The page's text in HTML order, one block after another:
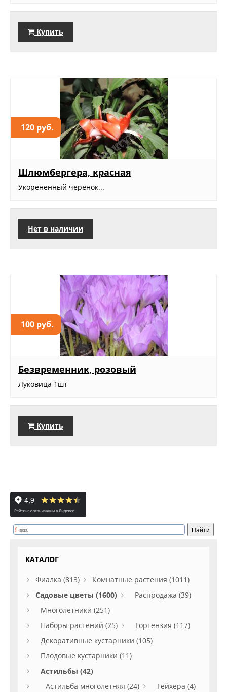
Купить
120 руб.
Шлюмбергера, красная
Укорененный черенок...
Нет в наличии
100 руб.
Безвременник, розовый
Луковица 1шт
Купить
КАТАЛОГ
Фиалка (813)
Комнатные растения (1011)
Садовые цветы (1600)
Распродажа (39)
Многолетники (251)
Наборы растений (25)
Гортензия (117)
Декоративные кустарники (105)
Плодовые кустарники (11)
Астильбы (42)
Астильба многолетняя (24)
Гейхера (4)